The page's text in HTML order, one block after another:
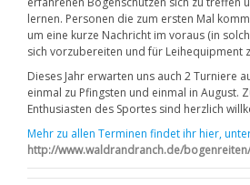
lernen. Personen die zum ersten Mal
um eine kurze Nachricht im voraus (in
sich vorzubereiten und für Leihequipment
Dieses Jahr erwarten uns auch 2 Turniere
einmal zu Pfingsten und einmal in August.
Enthusiasten des Sportes sind herzlich
Mehr zu allen Terminen findet ihr hier,
http://www.waldrandranch.de/bogenreiten/